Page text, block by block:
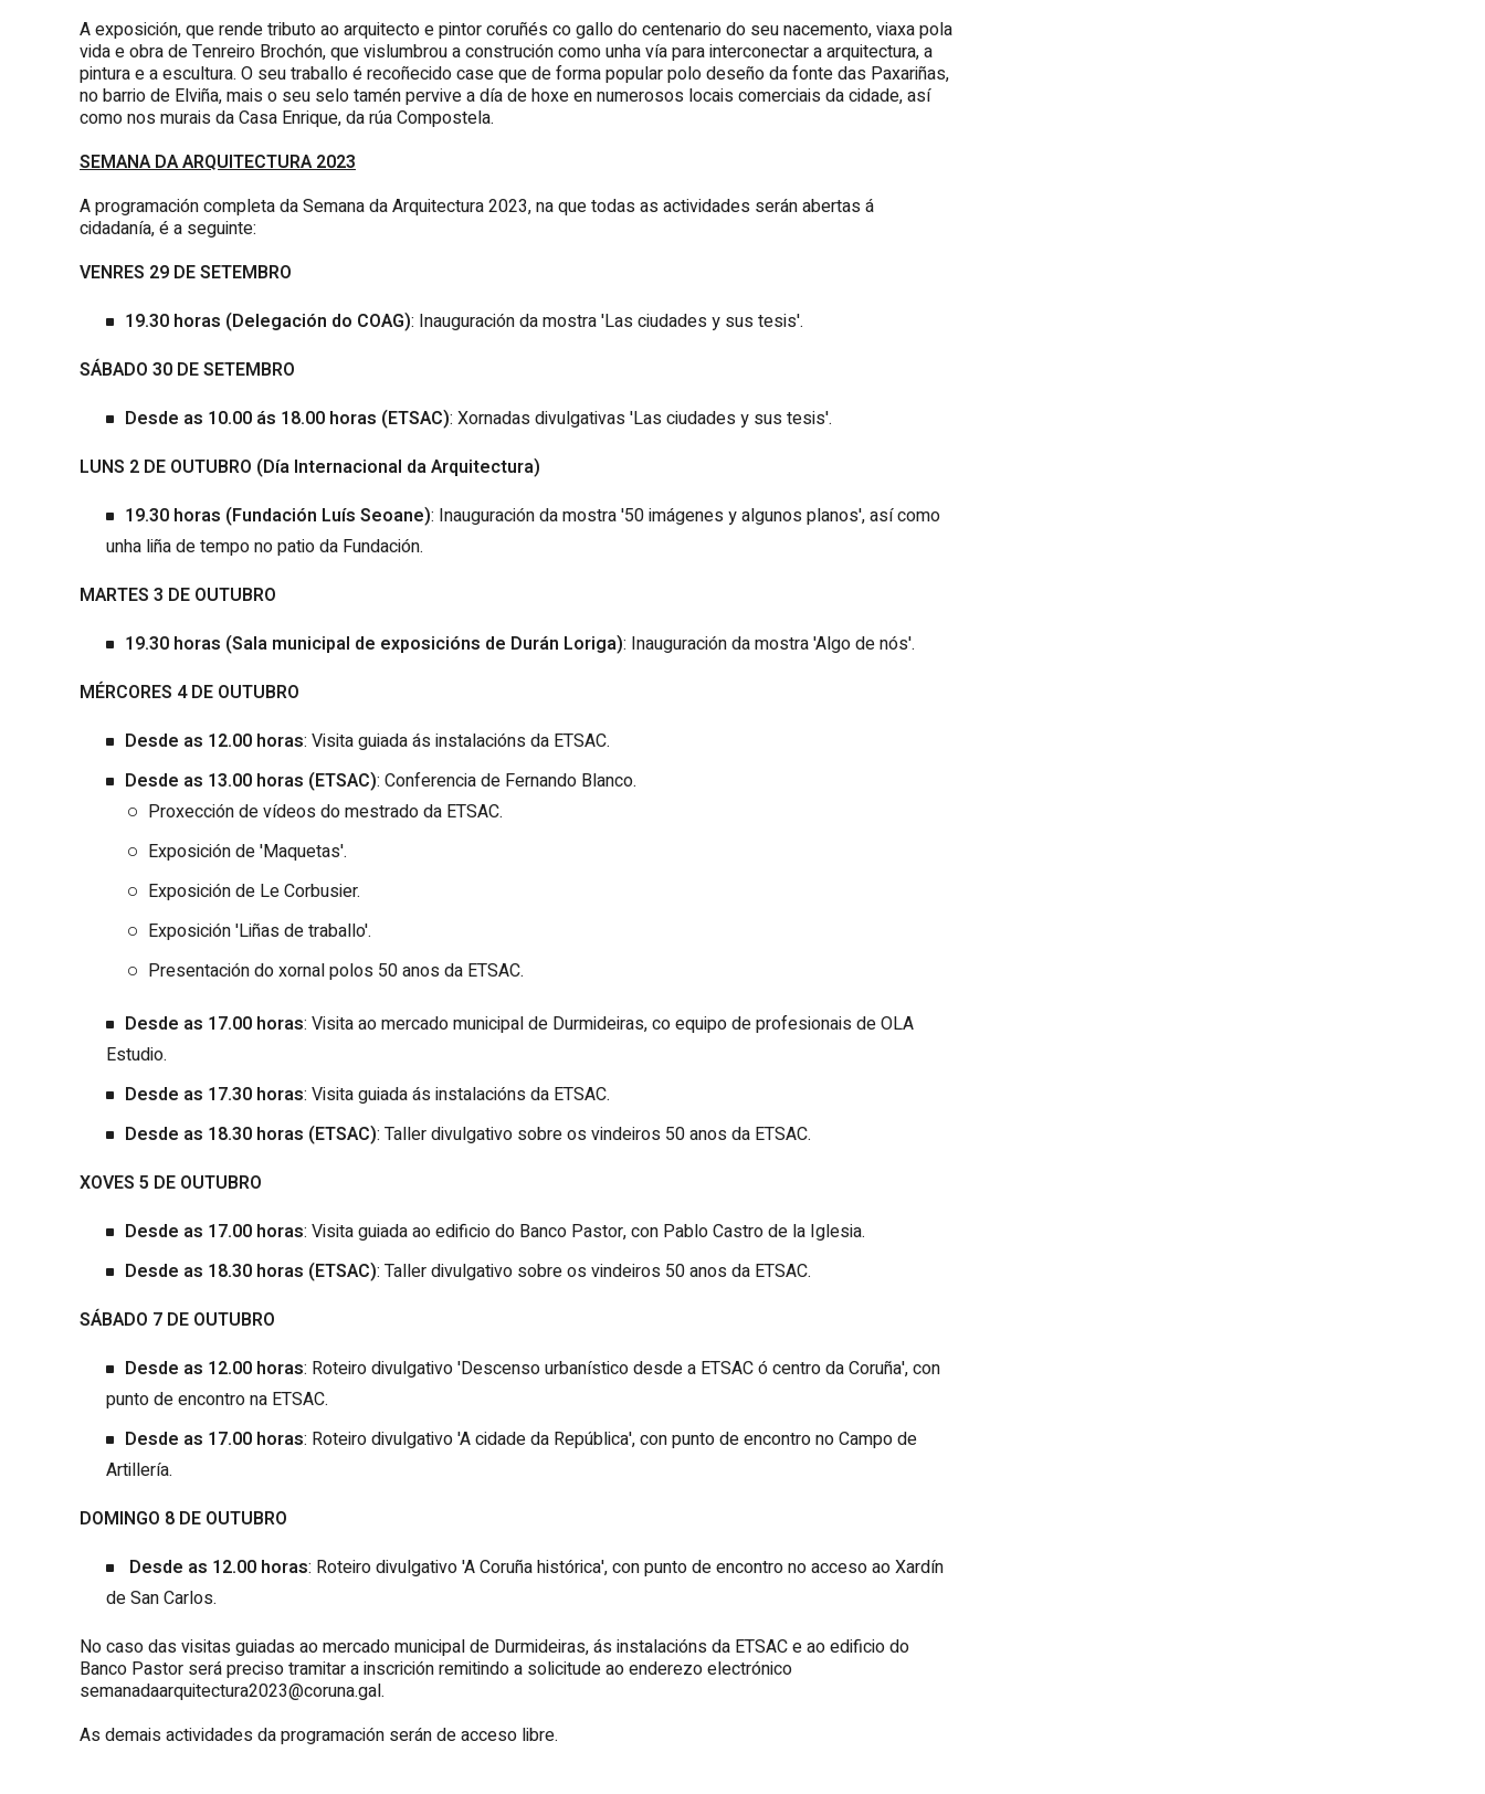
A exposición, que rende tributo ao arquitecto e pintor coruñés co gallo do centenario do seu nacemento, viaxa pola
vida e obra de Tenreiro Brochón, que vislumbrou a construción como unha vía para interconectar a arquitectura, a
pintura e a escultura. O seu traballo é recoñecido case que de forma popular polo deseño da fonte das Paxariñas,
no barrio de Elviña, mais o seu selo tamén pervive a día de hoxe en numerosos locais comerciais da cidade, así
como nos murais da Casa Enrique, da rúa Compostela.
SEMANA DA ARQUITECTURA 2023
A programación completa da Semana da Arquitectura 2023, na que todas as actividades serán abertas á
cidadanía, é a seguinte:
VENRES 29 DE SETEMBRO
19.30 horas (Delegación do COAG): Inauguración da mostra 'Las ciudades y sus tesis'.
SÁBADO 30 DE SETEMBRO
Desde as 10.00 ás 18.00 horas (ETSAC): Xornadas divulgativas 'Las ciudades y sus tesis'.
LUNS 2 DE OUTUBRO (Día Internacional da Arquitectura)
19.30 horas (Fundación Luís Seoane): Inauguración da mostra '50 imágenes y algunos planos', así como
unha liña de tempo no patio da Fundación.
MARTES 3 DE OUTUBRO
19.30 horas (Sala municipal de exposicións de Durán Loriga): Inauguración da mostra 'Algo de nós'.
MÉRCORES 4 DE OUTUBRO
Desde as 12.00 horas: Visita guiada ás instalacións da ETSAC.
Desde as 13.00 horas (ETSAC): Conferencia de Fernando Blanco.
Proxección de vídeos do mestrado da ETSAC.
Exposición de 'Maquetas'.
Exposición de Le Corbusier.
Exposición 'Liñas de traballo'.
Presentación do xornal polos 50 anos da ETSAC.
Desde as 17.00 horas: Visita ao mercado municipal de Durmideiras, co equipo de profesionais de OLA
Estudio.
Desde as 17.30 horas: Visita guiada ás instalacións da ETSAC.
Desde as 18.30 horas (ETSAC): Taller divulgativo sobre os vindeiros 50 anos da ETSAC.
XOVES 5 DE OUTUBRO
Desde as 17.00 horas: Visita guiada ao edificio do Banco Pastor, con Pablo Castro de la Iglesia.
Desde as 18.30 horas (ETSAC): Taller divulgativo sobre os vindeiros 50 anos da ETSAC.
SÁBADO 7 DE OUTUBRO
Desde as 12.00 horas: Roteiro divulgativo 'Descenso urbanístico desde a ETSAC ó centro da Coruña', con
punto de encontro na ETSAC.
Desde as 17.00 horas: Roteiro divulgativo 'A cidade da República', con punto de encontro no Campo de
Artillería.
DOMINGO 8 DE OUTUBRO
Desde as 12.00 horas: Roteiro divulgativo 'A Coruña histórica', con punto de encontro no acceso ao Xardín
de San Carlos.
No caso das visitas guiadas ao mercado municipal de Durmideiras, ás instalacións da ETSAC e ao edificio do
Banco Pastor será preciso tramitar a inscrición remitindo a solicitude ao enderezo electrónico
semanadaarquitectura2023@coruna.gal.
As demais actividades da programación serán de acceso libre.